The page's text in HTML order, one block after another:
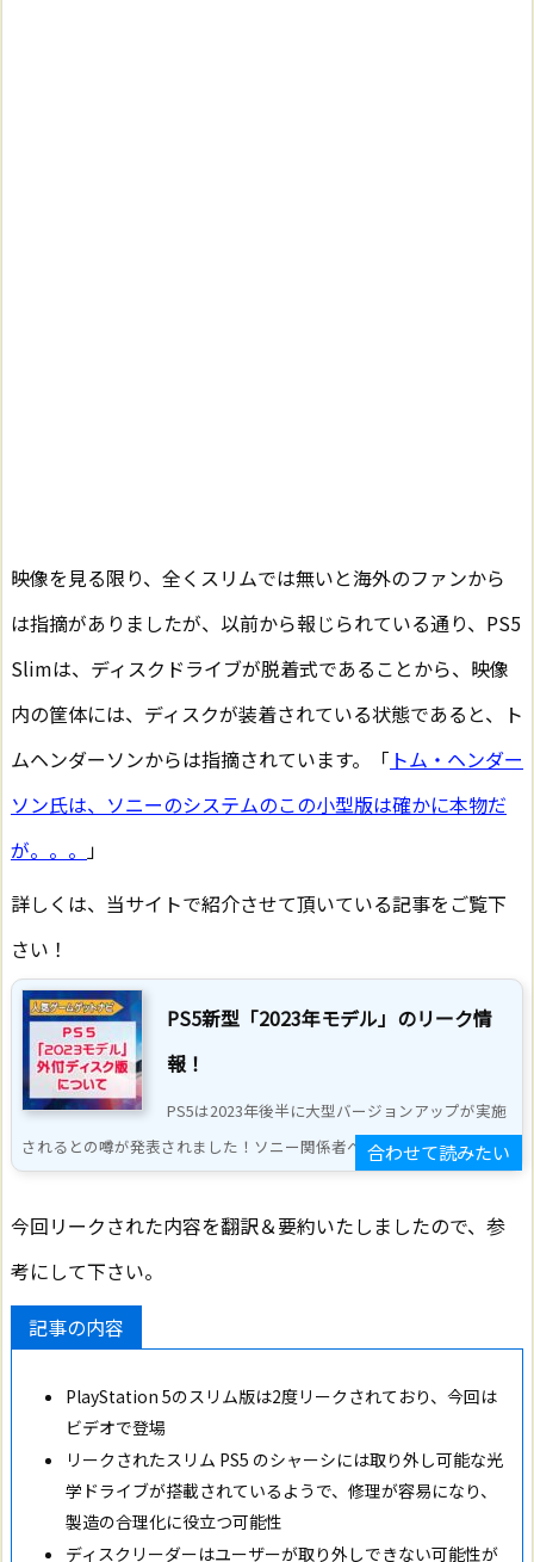
映像を見る限り、全くスリムでは無いと海外のファンから
は指摘がありましたが、以前から報じられている通り、PS5
Slimは、ディスクドライブが脱着式であることから、映像
内の筐体には、ディスクが装着されている状態であると、ト
ムヘンダーソンからは指摘されています。「 トム・ヘンダー
ソン氏は、ソニーのシステムのこの小型版は確かに本物だ
が。。。 」
詳しくは、当サイトで紹介させて頂いている記事をご覧下
さい！
PS5新型「2023年モデル」のリーク情
報！
PS5は2023年後半に大型バージョンアップが実施
されるとの噂が発表されました！ソニー関係者へのヒアリ ...
今回リークされた内容を翻訳＆要約いたしましたので、参
考にして下さい。
記事の内容
PlayStation 5のスリム版は2度リークされており、今回は
ビデオで登場
リークされたスリム PS5 のシャーシには取り外し可能な光
学ドライブが搭載されているようで、修理が容易になり、
製造の合理化に役立つ可能性
ディスクリーダーはユーザーが取り外しできない可能性が